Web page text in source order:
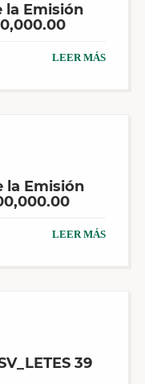
la Emisión
LEER MÁS
la Emisión
LEER MÁS
39